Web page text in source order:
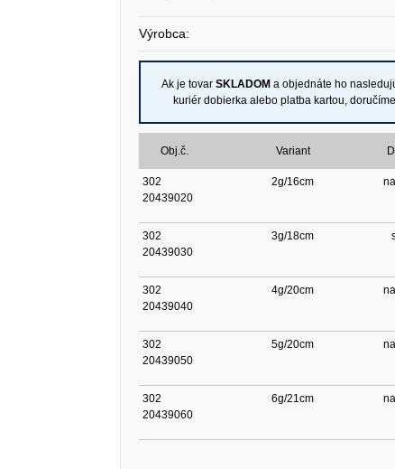
Výrobca:
Ak je tovar SKLADOM a objednáte ho
kuriér dobierka alebo platba kartou,
Obj.č. Variant
302
20439020
2g/16cm
302
20439030
3g/18cm
302
20439040
4g/20cm
302
20439050
5g/20cm
302
20439060
6g/21cm